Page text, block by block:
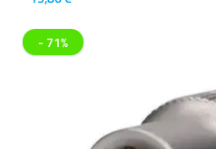
- 71%